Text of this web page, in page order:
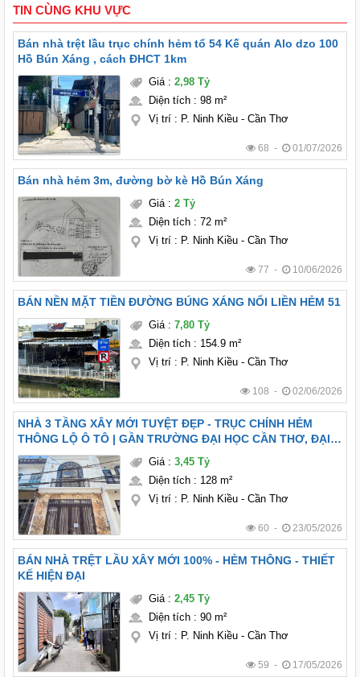
TIN CÙNG KHU VỰC
Bán nhà trệt lầu trục chính hẻm tổ 54 Kế quán Alo dzo 100
Hồ Bún Xáng , cách ĐHCT 1km
Giá: 2,98 Tỷ
Diện tích: 98 m²
Vị trí: P. Ninh Kiều - Cần Thơ
68 - 01/07/2026
Bán nhà hẻm 3m, đường bờ kè Hồ Bún Xáng
Giá: 2 Tỷ
Diện tích: 72 m²
Vị trí: P. Ninh Kiều - Cần Thơ
77 - 10/06/2026
BÁN NỀN MẶT TIỀN ĐƯỜNG BÚNG XÁNG NỐI LIỀN HẺM 51
Giá: 7,80 Tỷ
Diện tích: 154.9 m²
Vị trí: P. Ninh Kiều - Cần Thơ
108 - 02/06/2026
NHÀ 3 TẦNG XÂY MỚI TUYỆT ĐẸP - TRỤC CHÍNH HẺM
THÔNG LỘ Ô TÔ | GẦN TRƯỜNG ĐẠI HỌC CẦN THƠ, ĐẠI
HỌC Y DƯỢC
Giá: 3,45 Tỷ
Diện tích: 128 m²
Vị trí: P. Ninh Kiều - Cần Thơ
60 - 23/05/2026
BÁN NHÀ TRỆT LẦU XÂY MỚI 100% - HẺM THÔNG - THIẾT
KẾ HIỆN ĐẠI
Giá: 2,45 Tỷ
Diện tích: 90 m²
Vị trí: P. Ninh Kiều - Cần Thơ
59 - 17/05/2026